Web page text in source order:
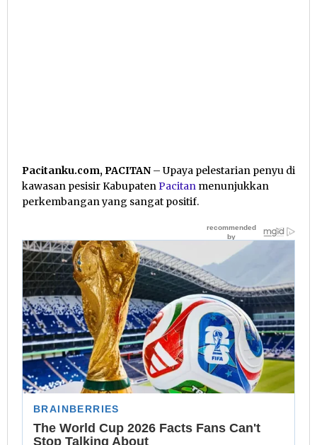
Pacitanku.com, PACITAN – Upaya pelestarian penyu di
kawasan pesisir KabupatenPacitan menunjukkan
perkembangan yang sangat positif.